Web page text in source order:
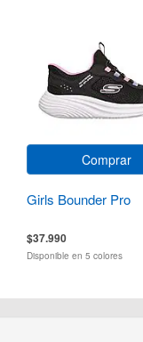
Comprar
Girls Bounder Pro
$37.990
Disponible en 5 colores